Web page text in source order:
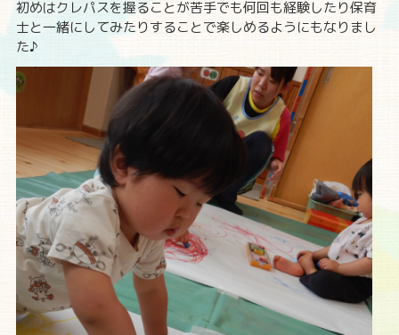
初めはクレパスを握ることが苦手でも何回も経験したり保育
士と一緒にしてみたりすることで楽しめるようにもなりまし
た♪